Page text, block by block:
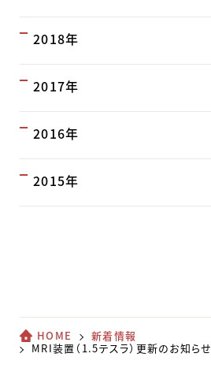
2018年
2017年
2016年
2015年
HOME
新着情報
MRI装置（1.5テスラ）更新のお知らせ